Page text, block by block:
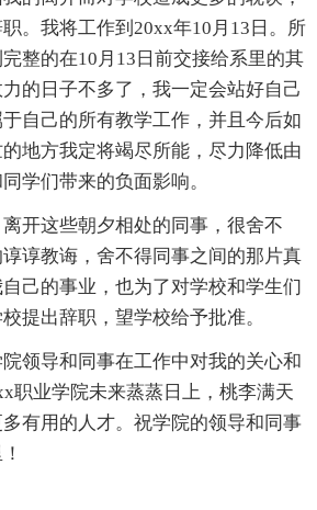
。我将工作到20xx年10月13日。所
整的在10月13日前交接给系里的其
的日子不多了，我一定会站好自己
自己的所有教学工作，并且今后如
地方我定将竭尽所能，尽力降低由
学们带来的负面影响。
开这些朝夕相处的同事，很舍不
谆教诲，舍不得同事之间的那片真
己的事业，也为了对学校和学生们
提出辞职，望学校给予批准。
领导和同事在工作中对我的关心和
职业学院未来蒸蒸日上，桃李满天
有用的人才。祝学院的领导和同事